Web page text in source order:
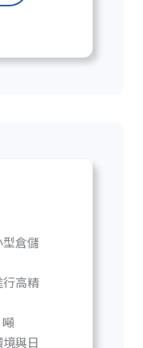
倉儲
高精
與日